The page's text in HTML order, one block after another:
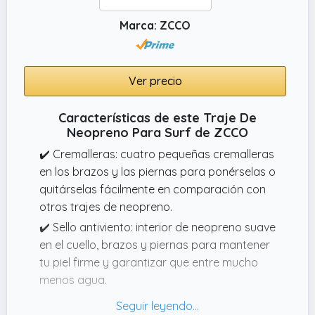
Marca: ZCCO
Ver precio
Características de este Traje De
Neopreno Para Surf de ZCCO
✔️ Cremalleras: cuatro pequeñas cremalleras
en los brazos y las piernas para ponérselas o
quitárselas fácilmente en comparación con
otros trajes de neopreno.
✔️ Sello antiviento: interior de neopreno suave
en el cuello, brazos y piernas para mantener
tu piel firme y garantizar que entre mucho
menos agua.
✔️ Material: neopreno ultraelástico de 3 mm